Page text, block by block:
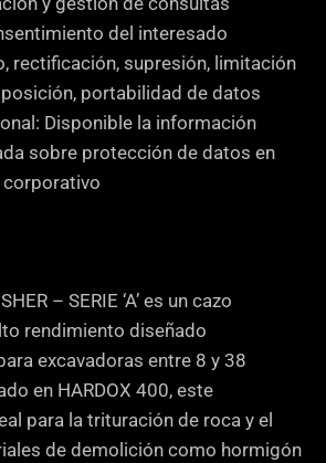
del interesado
rectificación, supresión, limitación
portabilidad de datos
Disponible la información
sobre protección de datos en
– SERIE ‘A’ es un cazo
rendimiento diseñado
excavadoras entre 8 y 38
en HARDOX 400, este
para la trituración de roca y el
de demolición como hormigón